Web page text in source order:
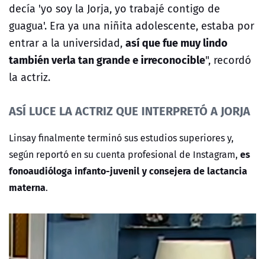
decía 'yo soy la Jorja, yo trabajé contigo de
guagua'. Era ya una niñita adolescente, estaba por
entrar a la universidad,así que fue muy lindo
también verla tan grande e irreconocible", recordó
la actriz.
ASÍ LUCE LA ACTRIZ QUE INTERPRETÓ A JORJA
Linsay finalmente terminó sus estudios superiores y,
según reportó en su cuenta profesional de Instagram, es
fonoaudióloga infanto-juvenil y consejera de lactancia
materna.